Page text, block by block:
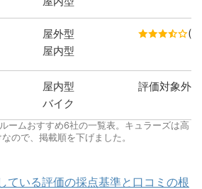
屋外型
屋内型
屋内型
バイク
評価対象外
ームおすすめ6社の一覧表。キュラーズは高
ので、掲載順を下げました。
ている評価の採点基準と口コミの根